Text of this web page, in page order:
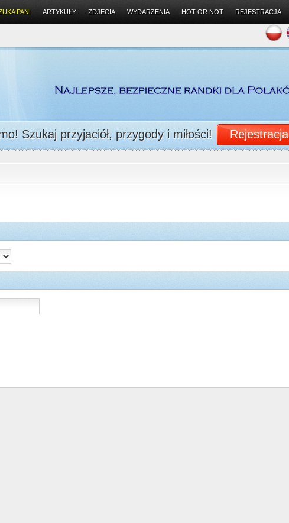
PANI ARTYKUŁY ZDJECIA WYDARZENIA HOT OR NOT REJESTRACJA
Szukaj przyjaciół, przygody i miłości! Rejestracja